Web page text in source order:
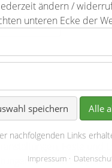
Ende
Feste
viel Herzblut,
ändern /
unteren Ecke der
speichern Alle
nachfolgenden Links
Impressum